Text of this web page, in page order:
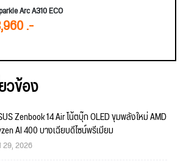
Arc A310 ECO
.-
วข้อง
Zenbook 14 Air โน้ตบุ๊ก OLED ขุมพลังใหม่ AMD
AI 400 บางเฉียบดีไซน์พรีเมียม
29, 2026